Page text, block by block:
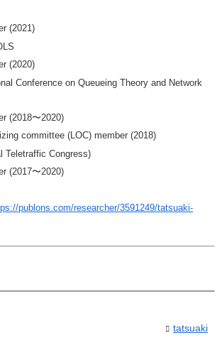
(2021)
(2020)
Conference on Queueing Theory and Network
(2018〜2020)
committee (LOC) member (2018)
Teletraffic Congress)
(2017〜2020)
publons.com/researcher/3591249/tatsuaki-
tatsuaki